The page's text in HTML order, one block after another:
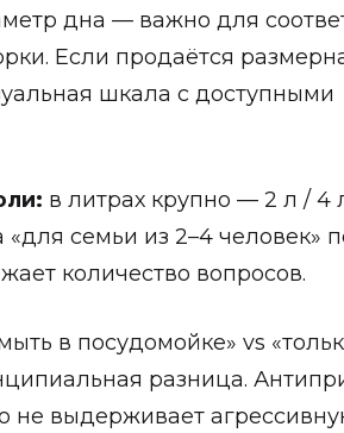
дна — важно для
Если продаётся
шкала с доступными
в литрах крупно — 2 л / 4
семьи из 2–4 человек»
количество вопросов.
в посудомойке» vs
разница.
не выдерживает